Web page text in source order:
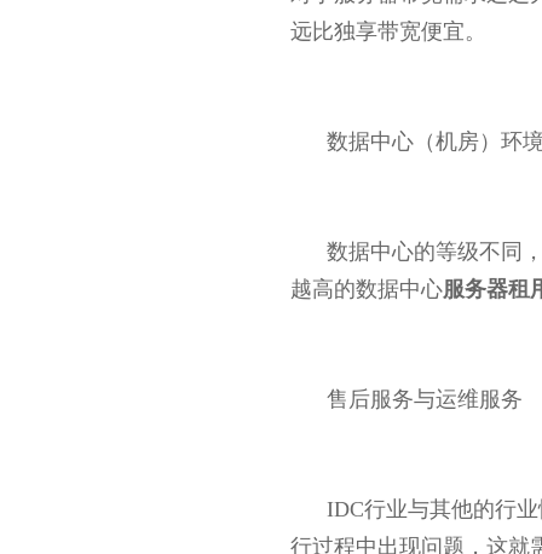
远比独享带宽便宜。
数据中心（机房）环
数据中心的等级不同
越高的数据中心服务器租
售后服务与运维服务
IDC行业与其他的行
行过程中出现问题，这就